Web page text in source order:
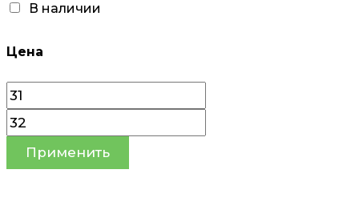
В наличии
Цена
Применить